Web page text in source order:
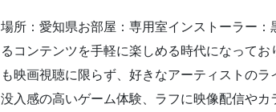
場所：愛知県お部屋：専用室インストーラー
るコンテンツを手軽に楽しめる時代になって
も映画視聴に限らず、好きなアーティストのラ
没入感の高いゲーム体験、ラフに映像配信やカ